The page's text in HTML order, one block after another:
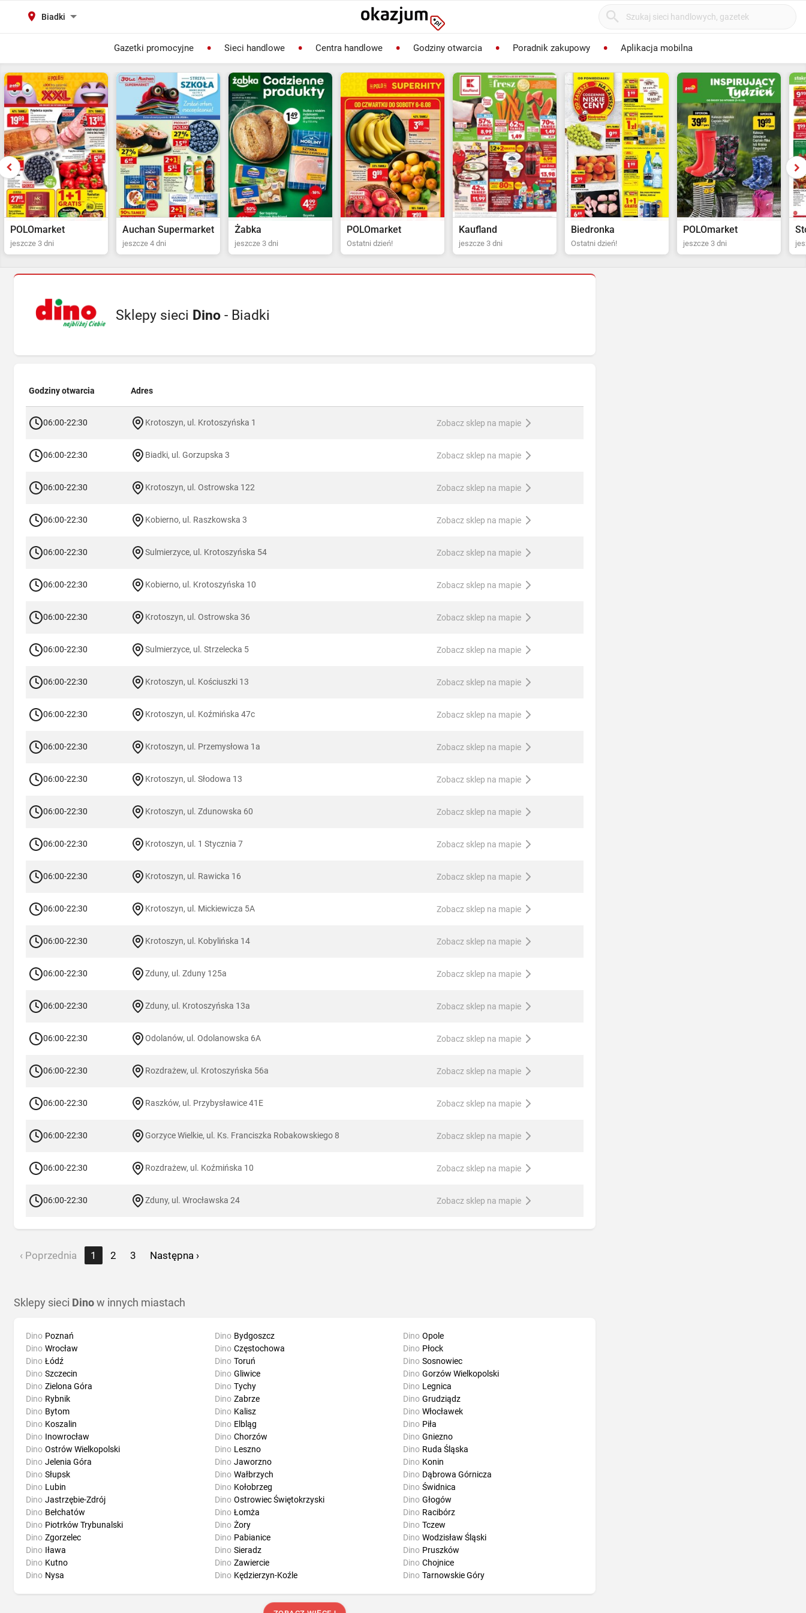
Biadki
Gazetki promocyjne Sieci handlowe Centra handlowe Godziny otwarcia Poradnik zakupowy Aplikacja mobilna
Auchan Supermarket
jeszcze 4 dni
Żabka
jeszcze 3 dni
POLOmarket
Ostatni dzień!
Kaufland
jeszcze 3 dni
Biedronka
Ostatni dzień!
POLOmarket
jeszcze 3 dni jeszcze 4 dni za
Sklepy sieci Dino - Biadki
Godziny otwarcia Adres
06:00-22:30 Krotoszyn, ul. Krotoszyńska 1 Zobacz sklep na mapie
06:00-22:30 Biadki, ul. Gorzupska 3 Zobacz sklep na mapie
06:00-22:30 Krotoszyn, ul. Ostrowska 122 Zobacz sklep na mapie
06:00-22:30 Kobierno, ul. Raszkowska 3 Zobacz sklep na mapie
06:00-22:30 Sulmierzyce, ul. Krotoszyńska 54 Zobacz sklep na mapie
06:00-22:30 Kobierno, ul. Krotoszyńska 10 Zobacz sklep na mapie
06:00-22:30 Krotoszyn, ul. Ostrowska 36 Zobacz sklep na mapie
06:00-22:30 Sulmierzyce, ul. Strzelecka 5 Zobacz sklep na mapie
06:00-22:30 Krotoszyn, ul. Kościuszki 13 Zobacz sklep na mapie
06:00-22:30 Krotoszyn, ul. Koźmińska 47c Zobacz sklep na mapie
06:00-22:30 Krotoszyn, ul. Przemysłowa 1a Zobacz sklep na mapie
06:00-22:30 Krotoszyn, ul. Słodowa 13 Zobacz sklep na mapie
06:00-22:30 Krotoszyn, ul. Zdunowska 60 Zobacz sklep na mapie
06:00-22:30 Krotoszyn, ul. 1 Stycznia 7 Zobacz sklep na mapie
06:00-22:30 Krotoszyn, ul. Rawicka 16 Zobacz sklep na mapie
06:00-22:30 Krotoszyn, ul. Mickiewicza 5A Zobacz sklep na mapie
06:00-22:30 Krotoszyn, ul. Kobylińska 14 Zobacz sklep na mapie
06:00-22:30 Zduny, ul. Zduny 125a Zobacz sklep na mapie
06:00-22:30 Zduny, ul. Krotoszyńska 13a Zobacz sklep na mapie
06:00-22:30 Odolanów, ul. Odolanowska 6A Zobacz sklep na mapie
06:00-22:30 Rozdrażew, ul. Krotoszyńska 56a Zobacz sklep na mapie
06:00-22:30 Raszków, ul. Przybysławice 41E Zobacz sklep na mapie
06:00-22:30 Gorzyce Wielkie, ul. Ks. Franciszka Robakowskiego 8 Zobacz sklep na mapie
06:00-22:30 Rozdrażew, ul. Koźmińska 10 Zobacz sklep na mapie
06:00-22:30 Zduny, ul. Wrocławska 24 Zobacz sklep na mapie
‹ Poprzednia 1 2 3 Następna ›
Sklepy sieci Dino w innych miastach
Dino Poznań
Dino Wrocław
Dino Łódź
Dino Szczecin
Dino Bydgoszcz
Dino Częstochowa
Dino Toruń
Dino Gliwice
Dino Opole
Dino Płock
Dino Sosnowiec
Dino Gorzów Wielkopolski
Dino Zielona Góra
Dino Rybnik
Dino Bytom
Dino Koszalin
Dino Tychy
Dino Zabrze
Dino Kalisz
Dino Elbląg
Dino Legnica
Dino Grudziądz
Dino Włocławek
Dino Piła
Dino Inowrocław
Dino Ostrów Wielkopolski
Dino Jelenia Góra
Dino Słupsk
Dino Chorzów
Dino Leszno
Dino Jaworzno
Dino Wałbrzych
Dino Gniezno
Dino Ruda Śląska
Dino Konin
Dino Dąbrowa Górnicza
Dino Lubin
Dino Jastrzębie-Zdrój
Dino Bełchatów
Dino Piotrków Trybunalski
Dino Kołobrzeg
Dino Ostrowiec Świętokrzyski
Dino Łomża
Dino Żory
Dino Świdnica
Dino Głogów
Dino Racibórz
Dino Tczew
Dino Zgorzelec
Dino Iława
Dino Kutno
Dino Nysa
Dino Pabianice
Dino Sieradz
Dino Zawiercie
Dino Kędzierzyn-Koźle
Dino Wodzisław Śląski
Dino Pruszków
Dino Chojnice
Dino Tarnowskie Góry